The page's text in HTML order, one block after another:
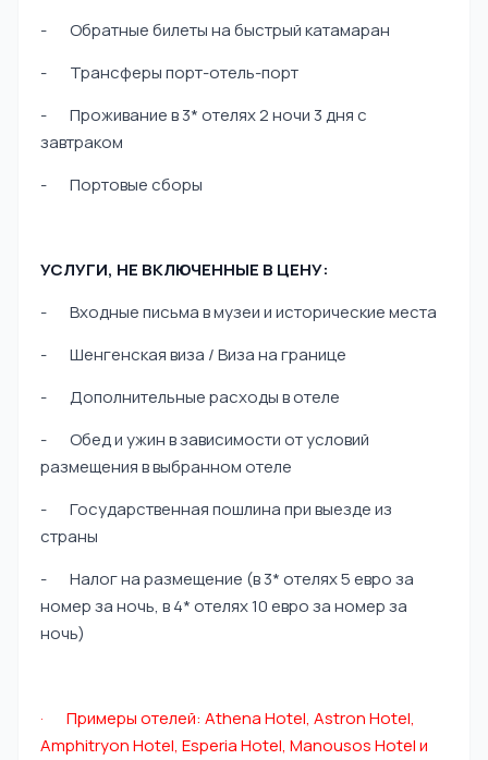
- Обратные билеты на быстрый катамаран
- Трансферы порт-отель-порт
- Проживание в 3* отелях 2 ночи 3 дня с
завтраком
- Портовые сборы
УСЛУГИ, НЕ ВКЛЮЧЕННЫЕ В ЦЕНУ:
- Входные письма в музеи и исторические места
- Шенгенская виза / Виза на границе
- Дополнительные расходы в отеле
- Обед и ужин в зависимости от условий
размещения в выбранном отеле
- Государственная пошлина при выезде из
страны
- Налог на размещение (в 3* отелях 5 евро за
номер за ночь, в 4* отелях 10 евро за номер за
ночь)
· Примеры отелей: Athena Hotel, Astron Hotel,
Amphitryon Hotel, Esperia Hotel, Manousos Hotel и